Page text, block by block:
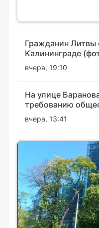
Гражданин
Калининграде
вчера, 19:10
На улице
требованию
вчера, 13:41